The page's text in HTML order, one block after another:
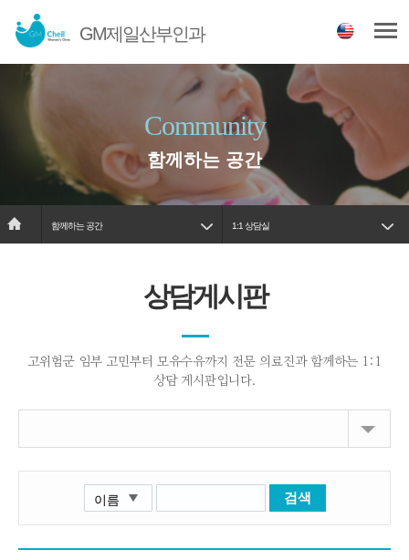
GM제일산부인과
Community
함께하는 공간
함께하는 공간 1:1 상담실
상담게시판
고위험군 임부 고민부터 모유수유까지 전문 의료진과 함께하는 1:1
상담 게시판입니다.
검색